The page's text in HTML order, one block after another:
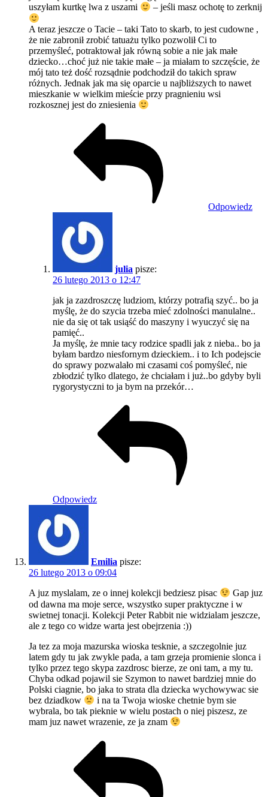
uszyłam kurtkę lwa z uszami
– jeśli masz ochotę to zerknij
A teraz jeszcze o Tacie – taki Tato to skarb, to jest cudowne ,
że nie zabronił zrobić tatuażu tylko pozwolił Ci to
przemyśleć, potraktował jak równą sobie a nie jak małe
dziecko…choć już nie takie małe – ja miałam to szczęście, że
mój tato też dość rozsądnie podchodził do takich spraw
różnych. Jednak jak ma się oparcie u najbliższych to nawet
mieszkanie w wielkim mieście przy pragnieniu wsi
rozkosznej jest do zniesienia
Odpowiedz
julia pisze:
26 lutego 2013 o 12:47
jak ja zazdroszczę ludziom, którzy potrafią szyć.. bo ja
myślę, że do szycia trzeba mieć zdolności manulalne..
nie da się ot tak usiąść do maszyny i wyuczyć się na
pamięć..
Ja myślę, że mnie tacy rodzice spadli jak z nieba.. bo ja
byłam bardzo niesfornym dzieckiem.. i to Ich podejscie
do sprawy pozwalało mi czasami coś pomyśleć, nie
zbłodzić tylko dlatego, że chciałam i już..bo gdyby byli
rygorystyczni to ja bym na przekór…
Odpowiedz
Emilia pisze:
26 lutego 2013 o 09:04
A juz myslalam, ze o innej kolekcji bedziesz pisac
Gap juz
od dawna ma moje serce, wszystko super praktyczne i w
swietnej tonacji. Kolekcji Peter Rabbit nie widzialam jeszcze,
ale z tego co widze warta jest obejrzenia :))
Ja tez za moja mazurska wioska tesknie, a szczegolnie juz
latem gdy tu jak zwykle pada, a tam grzeja promienie slonca i
tylko przez tego skypa zazdrosc bierze, ze oni tam, a my tu.
Chyba odkad pojawil sie Szymon to nawet bardziej mnie do
Polski ciagnie, bo jaka to strata dla dziecka wychowywac sie
bez dziadkow
i na ta Twoja wioske chetnie bym sie
wybrala, bo tak pieknie w wielu postach o niej piszesz, ze
mam juz nawet wrazenie, ze ja znam